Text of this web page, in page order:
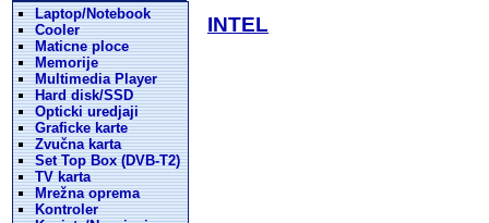
Laptop/Notebook
Cooler
Maticne ploce
Memorije
Multimedia Player
Hard disk/SSD
Opticki uredjaji
Graficke karte
Zvučna karta
Set Top Box (DVB-T2)
TV karta
Mrežna oprema
Kontroler
INTEL